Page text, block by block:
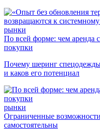
рынки
По всей форме: чем аренда
покупки
Почему шеринг
и каков его потенциал
рынки
Ограниченные
самостоятельны